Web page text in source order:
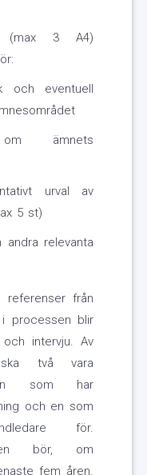
(max 3 A4)
och eventuell
ämnets
urval av
5 st)
andra relevanta
från
processen blir
och intervju. Av
två vara
en som har
och en som
för.
bör, om
fem åren.